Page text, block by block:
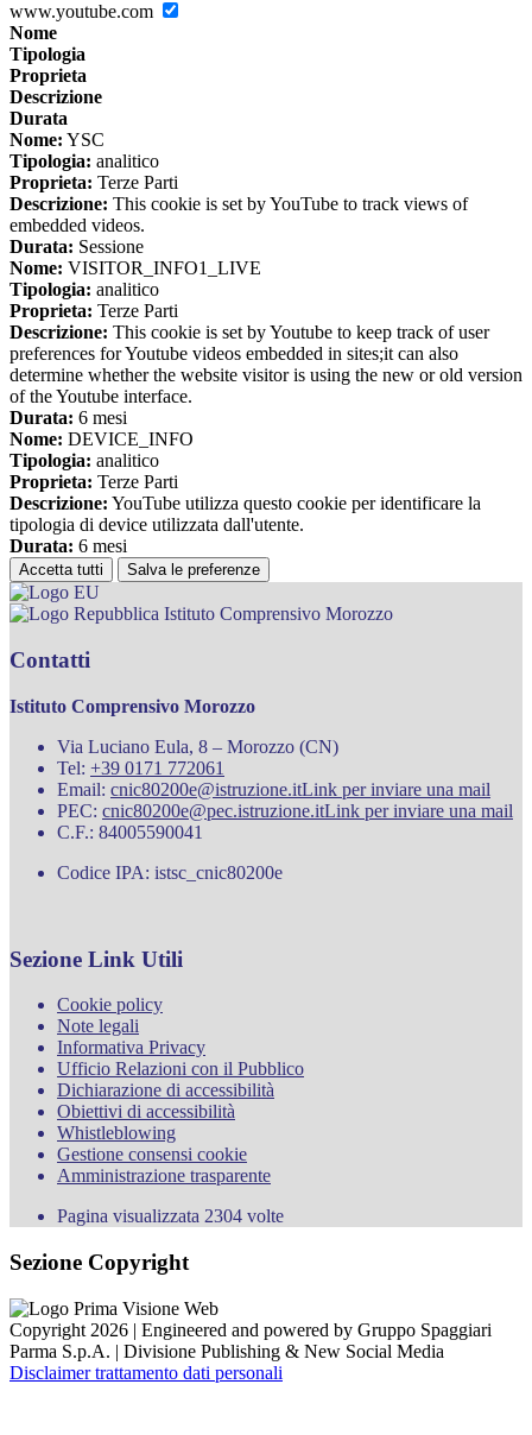
www.youtube.com
Nome
Tipologia
Proprieta
Descrizione
Durata
Nome: YSC
Tipologia: analitico
Proprieta: Terze Parti
Descrizione: This cookie is set by YouTube to track views of
embedded videos.
Durata: Sessione
Nome: VISITOR_INFO1_LIVE
Tipologia: analitico
Proprieta: Terze Parti
Descrizione: This cookie is set by Youtube to keep track of user
preferences for Youtube videos embedded in sites;it can also
determine whether the website visitor is using the new or old version
of the Youtube interface.
Durata: 6 mesi
Nome: DEVICE_INFO
Tipologia: analitico
Proprieta: Terze Parti
Descrizione: YouTube utilizza questo cookie per identificare la
tipologia di device utilizzata dall'utente.
Durata: 6 mesi
Accetta tutti Salva le preferenze
Istituto Comprensivo Morozzo
Contatti
Istituto Comprensivo Morozzo
Via Luciano Eula, 8 – Morozzo (CN)
Tel: +39 0171 772061
Email: cnic80200e@istruzione.itLink per inviare una mail
PEC: cnic80200e@pec.istruzione.itLink per inviare una mail
C.F.: 84005590041
Codice IPA: istsc_cnic80200e
Sezione Link Utili
Cookie policy
Note legali
Informativa Privacy
Ufficio Relazioni con il Pubblico
Dichiarazione di accessibilità
Obiettivi di accessibilità
Whistleblowing
Gestione consensi cookie
Amministrazione trasparente
Pagina visualizzata 2304 volte
Sezione Copyright
Copyright 2026 | Engineered and powered by Gruppo Spaggiari
Parma S.p.A. | Divisione Publishing & New Social Media
Disclaimer trattamento dati personali